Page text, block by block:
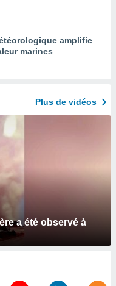
amplifie
marines
Plus de vidéos
a été observé à